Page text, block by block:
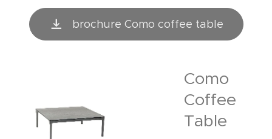
brochure Como coffee table
Como
Coffee
Table